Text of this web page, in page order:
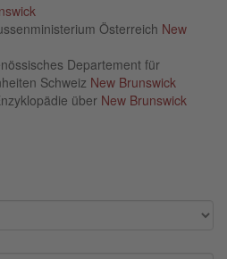
Österreich New
Departement für
Schweiz New Brunswick
über New Brunswick